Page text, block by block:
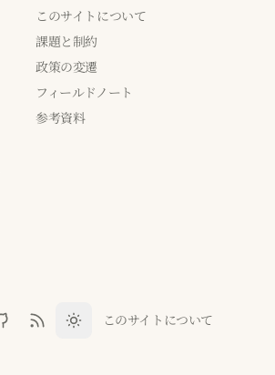
このサイトについて
課題と制約
政策の変遷
フィールドノート
参考資料
このサイトについて